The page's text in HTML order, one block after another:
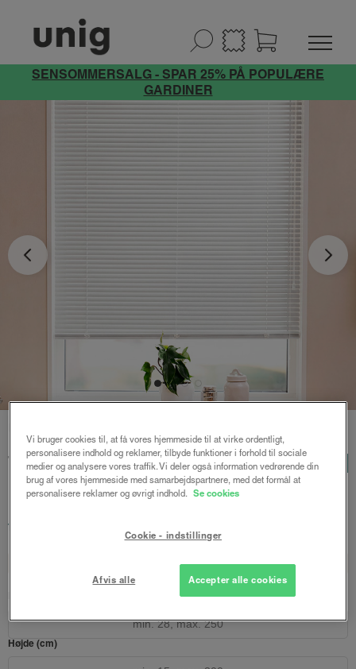
SENSOMMERSALG - SPAR 25% PÅ POPULÆRE
GARDINER
Tora alupersienne 25mm
Mat hvid
LUX
fra
Læs opmålingsvejledningen
Højde (cm)
Vi bruger cookies til, at få vores hjemmeside til at virke ordentligt,
personalisere indhold og reklamer, tilbyde funktioner i forhold til sociale
medier og analysere vores traffik. Vi deler også information vedrørende din
brug af vores hjemmeside med samarbejdspartnere, med det formål at
personalisere reklamer og øvrigt indhold. Se cookies
Cookie - indstillinger
Afvis alle Accepter alle cookies